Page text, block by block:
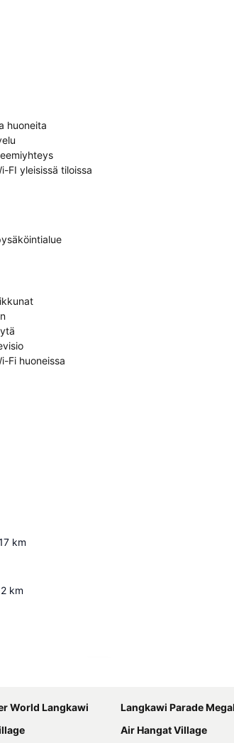
huoneita
FI yleisissä tiloissa
Fi huoneissa
km
km
World Langkawi
Langkawi Parade
Air Hangat Village